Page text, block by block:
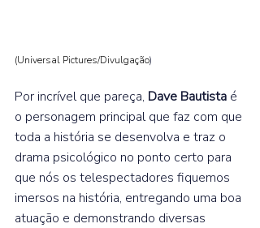
(Universal Pictures/Divulgação)
Por incrível que pareça, Dave Bautista é
o personagem principal que faz com que
toda a história se desenvolva e traz o
drama psicológico no ponto certo para
que nós os telespectadores fiquemos
imersos na história, entregando uma boa
atuação e demonstrando diversas